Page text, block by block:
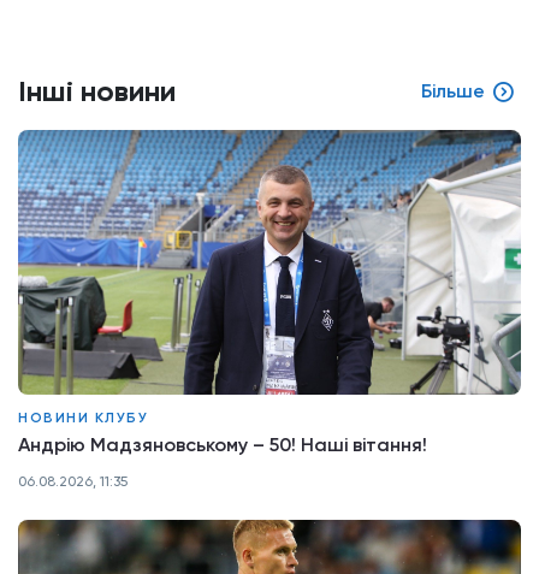
Інші новини Більше
НОВИНИ КЛУБУ
Андрію Мадзяновському – 50! Наші вітання!
06.08.2026, 11:35